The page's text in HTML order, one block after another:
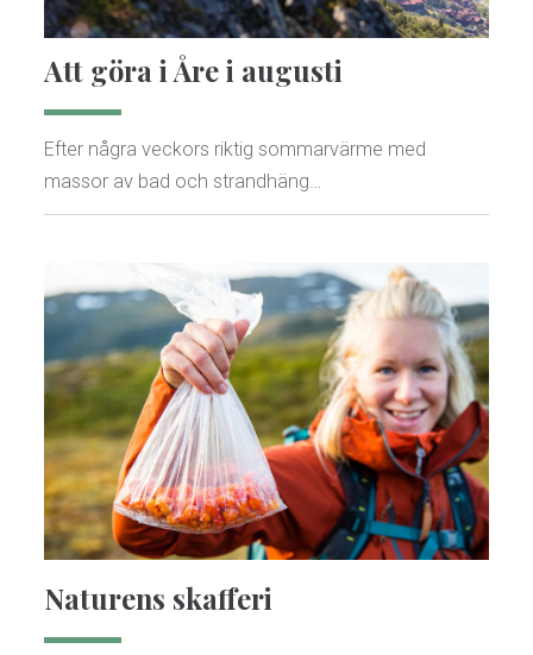
Att göra i Åre i augusti
Efter några veckors riktig sommarvärme med
massor av bad och strandhäng…
Naturens skafferi